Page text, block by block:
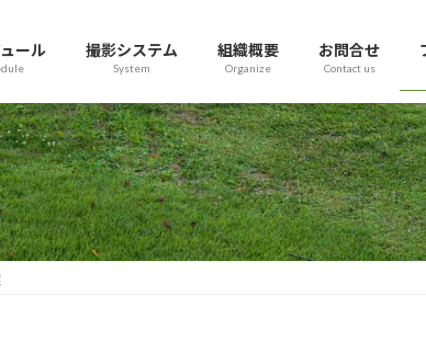
ール 撮影システム
System
組織概要
Organize
お問合せ
Contact us